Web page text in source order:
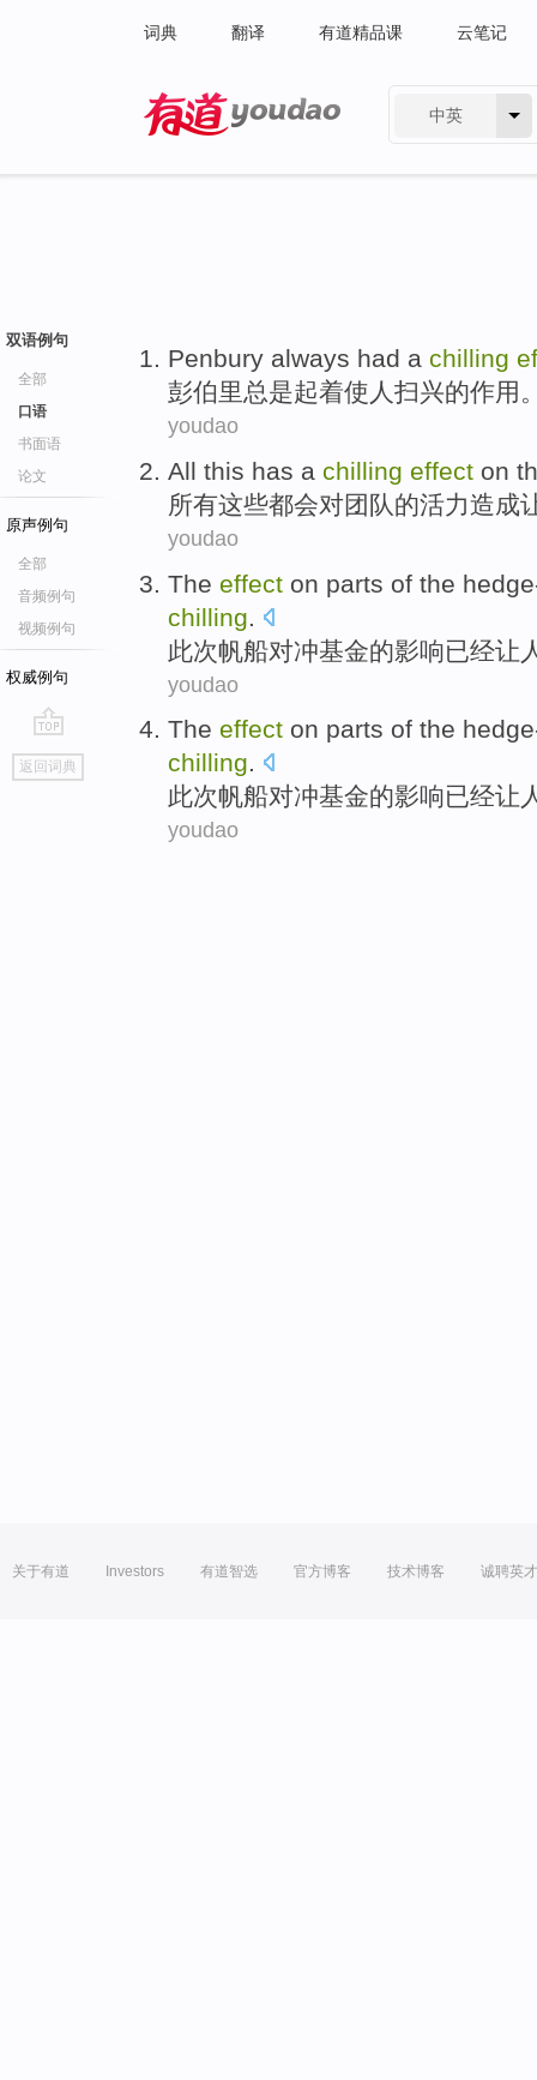
词典 翻译 有道精品课 云笔记
中英
双语例句
全部
口语
书面语
论文
原声例句
全部
音频例句
视频例句
权威例句
go
top
返回词典
Penbury always had a chilling
彭伯里总是起着使 人扫兴的作用
youdao
All this has a chilling effect on
所有这些都会对团队的活力造成
youdao
The effect on parts of the
chilling
此次帆船对冲基金的影响已经让
youdao
The effect on parts of the
chilling.
此次帆船对冲基金的影响已经让
youdao
关于有道 Investors 有道智选 官方博客 技术博客 诚聘英才